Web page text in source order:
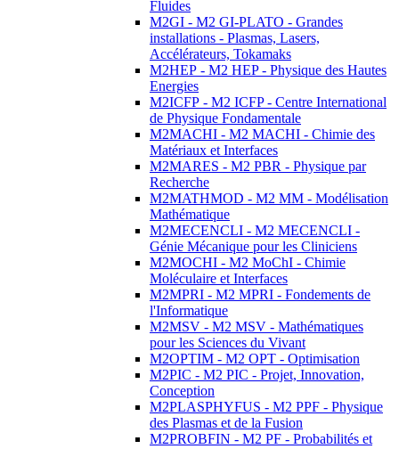
Fluides
M2GI - M2 GI-PLATO - Grandes
installations - Plasmas, Lasers,
Accélérateurs, Tokamaks
M2HEP - M2 HEP - Physique des Hautes
Energies
M2ICFP - M2 ICFP - Centre International
de Physique Fondamentale
M2MACHI - M2 MACHI - Chimie des
Matériaux et Interfaces
M2MARES - M2 PBR - Physique par
Recherche
M2MATHMOD - M2 MM - Modélisation
Mathématique
M2MECENCLI - M2 MECENCLI -
Génie Mécanique pour les Cliniciens
M2MOCHI - M2 MoChI - Chimie
Moléculaire et Interfaces
M2MPRI - M2 MPRI - Fondements de
l'Informatique
M2MSV - M2 MSV - Mathématiques
pour les Sciences du Vivant
M2OPTIM - M2 OPT - Optimisation
M2PIC - M2 PIC - Projet, Innovation,
Conception
M2PLASPHYFUS - M2 PPF - Physique
des Plasmas et de la Fusion
M2PROBFIN - M2 PF - Probabilités et